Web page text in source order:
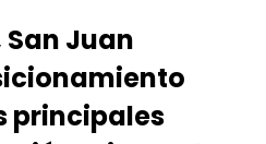
Juan
principales